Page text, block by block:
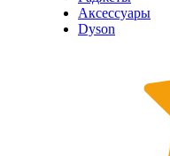
Аксессуары
Dyson